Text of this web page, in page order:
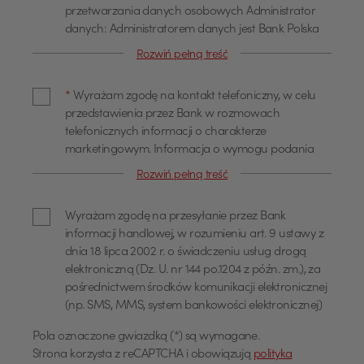
przetwarzania danych osobowych Administrator
danych: Administratorem danych jest Bank Polska
Kasa Opieki Spółka Akcyjna z siedzibą w Warszawie,
skontaktować poprzez adres email
info@pekao.com.pl, telefonicznie pod numerem 519
222 222 lub pisemnie: Bank Pekao SA - Centrala, ul.
Żubra 1, 01-066 Warszawa. U administratora
danych osobowych wyznaczony jest Inspektor
poprzez adres email: IOD@pekao.com.pl lub
pisemnie: Bank Pekao SA - Centrala, ul. Żubra 1, 01-
066 Warszawa. Z Inspektorem Ochrony Danych
można się kontaktować we wszystkich sprawach
dotyczących przetwarzania danych osobowych.
Cele przetwarzania oraz podstawa prawna
przetwarzania Pani/Pana dane będą
przetwarzane w celu: marketingu produktów i
usług Banku, w tym w celach analitycznych i
Rozwiń pełną treść
* Wyrażam zgodę na kontakt telefoniczny, w celu
przedstawienia przez Bank w rozmowach
telefonicznych informacji o charakterze
marketingowym. Informacja o wymogu podania
danych Podanie danych osobowych dla celów
profilowanie dla określania preferencji lub potrzeb
w zakresie produktów lub usług oraz
przedstawienia odpowiedniej oferty, przez Bank
Polska Kasa Opieki Spółka Akcyjna z siedzibą w
Warszawie, ul. Żubra 1 ("Bank"), jako administratora,
w celu marketingu bezpośredniego produktów lub
usług Banku oraz na kontakt telefoniczny, w celu
przedstawiania przez Bank w rozmowach
Rozwiń pełną treść
Wyrażam zgodę na przesyłanie przez Bank
informacji handlowej, w rozumieniu art. 9 ustawy z
dnia 18 lipca 2002 r. o świadczeniu usług drogą
elektroniczną (Dz. U. nr 144 po.1204 z późn. zm.), za
pośrednictwem środków komunikacji elektronicznej
(np. SMS, MMS, system bankowości elektronicznej)
Pola oznaczone gwiazdką (*) są wymagane.
Strona korzysta z reCAPTCHA i obowiązują polityka
USD